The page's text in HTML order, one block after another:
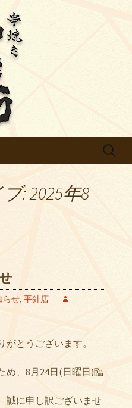
焼き鳥【ゆき
グです
検
: 2025年8
らせ, 平針店
とうございます。
め、8月24日(日曜日)臨
誠に申し訳ございませ